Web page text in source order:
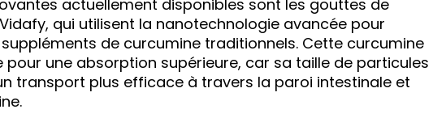
actuellement disponibles sont les gouttes de
qui utilisent la nanotechnologie avancée pour
de curcumine traditionnels. Cette curcumine
une absorption supérieure, car sa taille de particules
transport plus efficace à travers la paroi intestinale et